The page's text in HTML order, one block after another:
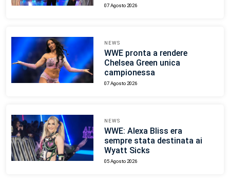
07 Agosto 2026
NEWS
WWE pronta a rendere
Chelsea Green unica
campionessa
07 Agosto 2026
NEWS
WWE: Alexa Bliss era
sempre stata destinata ai
Wyatt Sicks
05 Agosto 2026